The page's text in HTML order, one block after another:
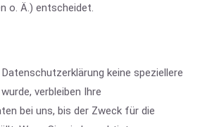
o. Ä.) entscheidet.
keine speziellere
verbleiben Ihre
bei uns, bis der Zweck für die